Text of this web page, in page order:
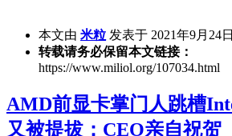
本文由 米粒 发表于 2021年9月24
转载请务必保留本文链接：
https://www.miliol.org/107034.html
AMD前显卡掌门人跳槽
又被提拔：CEO亲自祝贺